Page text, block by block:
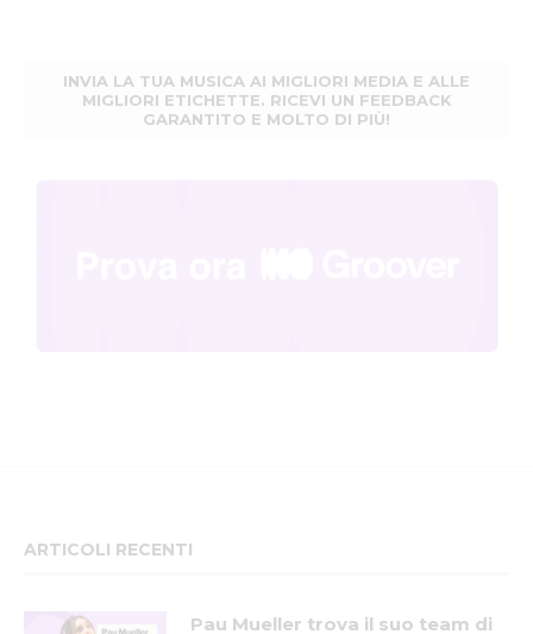
INVIA LA TUA MUSICA AI MIGLIORI MEDIA E ALLE
MIGLIORI ETICHETTE. RICEVI UN FEEDBACK
GARANTITO E MOLTO DI PIÙ!
ARTICOLI RECENTI
Pau Mueller trova il suo team di